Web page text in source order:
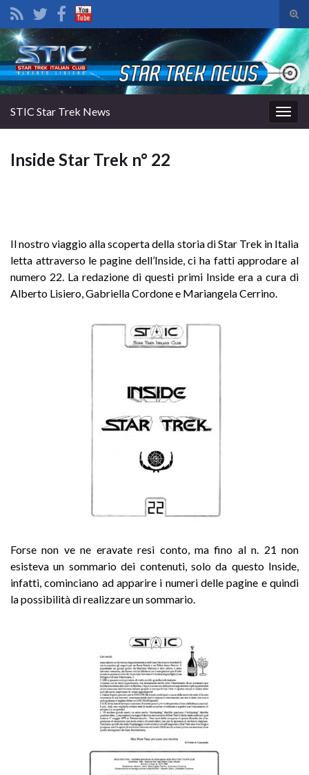
il
di
Search for:
la
STIC Star Trek News
Inside Star Trek n° 22
Il nostro viaggio alla scoperta della storia di Star Trek in Italia
letta attraverso le pagine dell’Inside, ci ha fatti approdare al
numero 22. La redazione di questi primi Inside era a cura di
Alberto Lisiero, Gabriella Cordone e Mariangela Cerrino.
Forse non ve ne eravate resi conto, ma fino al n. 21 non
esisteva un sommario dei contenuti, solo da questo Inside,
infatti, cominciano ad apparire i numeri delle pagine e quindi
la possibilità di realizzare un sommario.